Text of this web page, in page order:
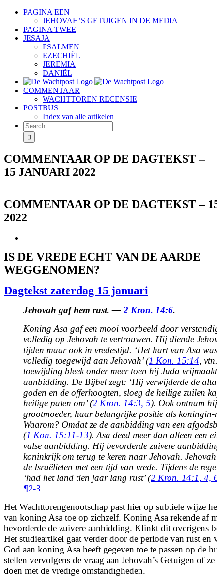
Skip
content
PAGINA EEN
JEHOVAH’S GETUIGEN IN DE MEDIA
PAGINA TWEE
JESAJA
PSALMEN
EZECHIËL
JEREMIA
DANIËL
COMMENTAAR
WACHTTOREN RECENSIE
POSTBUS
Index van alle artikelen
Search
for:
COMMENTAAR OP DE DAGTEKST –
15 JANUARI 2022
COMMENTAAR OP DE DAGTEKST –
2022
Image
IS DE VREDE ECHT VAN DE AARDE
WEGGENOMEN?
Dagtekst zaterdag 15 januari
Jehovah gaf hem rust. — 2 Kron. 14:6.
Koning Asa gaf een mooi voorbeeld door
volledig op Jehovah te vertrouwen. Hij diende
tijden maar ook in vredestijd. ‘Het hart van Asa
volledig toegewijd aan Jehovah’ (1 Kon. 15:14,
toewijding bleek onder meer toen hij Juda
aanbidding. De Bijbel zegt: ‘Hij verwijderde de
goden en de offerhoogten, sloeg de heilige zuilen
heilige palen om’ (2 Kron. 14:3, 5). Ook ontnam
grootmoeder, haar belangrijke positie als koningin-
Waarom? Omdat ze de aanbidding van een
(1 Kon. 15:11-13). Asa deed meer dan alleen een
valse aanbidding. Hij bevorderde zuivere
koninkrijk om terug te keren naar Jehovah. Jehovah
de Israëlieten met een tijd van vrede. Tijdens de
‘had het land tien jaar lang rust’ (2 Kron. 14:1, 4,
¶2-3
Het Wachttorengenootschap past hier op subtiele wijze
van koning Asa toe op zichzelf. Koning Asa rekende af
bevorderde de zuivere aanbidding. Klinkt dit overigens
Het studieartikel gaat verder door de periode van rust en
God aan koning Asa heeft gegeven toe te passen op de
stellen vervolgens de vraag aan Jehovah’s Getuigen of
doen met de vredige omstandigheden.